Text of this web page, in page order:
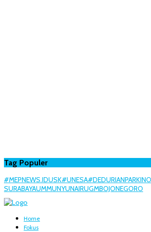
Tag Populer
#MEPNEWS.IDUSK#UNESA#DEDURIANPARK
SURABAYAUMMUNYUNAIRUGMBOJONEGORO
Home
Fokus